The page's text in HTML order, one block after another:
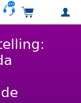
Carrinho de